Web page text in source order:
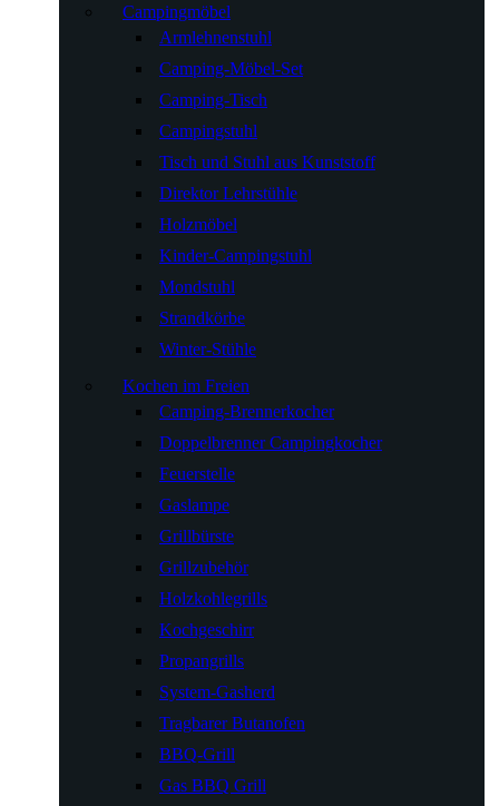
Campingmöbel
Armlehnenstuhl
Camping-Möbel-Set
Camping-Tisch
Campingstuhl
Tisch und Stuhl aus Kunststoff
Direktor Lehrstühle
Holzmöbel
Kinder-Campingstuhl
Mondstuhl
Strandkörbe
Winter-Stühle
Kochen im Freien
Camping-Brennerkocher
Doppelbrenner Campingkocher
Feuerstelle
Gaslampe
Grillbürste
Grillzubehör
Holzkohlegrills
Kochgeschirr
Propangrills
System-Gasherd
Tragbarer Butanofen
BBQ-Grill
Gas BBQ Grill